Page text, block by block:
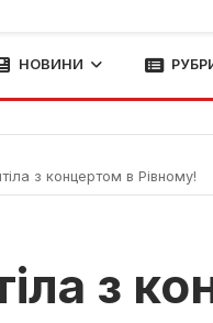
НОВИНИ
з концертом в Рівному!
з